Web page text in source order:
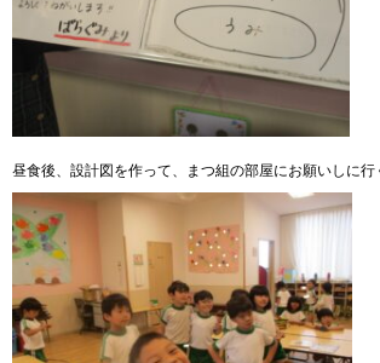
昼食後、設計図を作って、まつ組の部屋にお願いしに行